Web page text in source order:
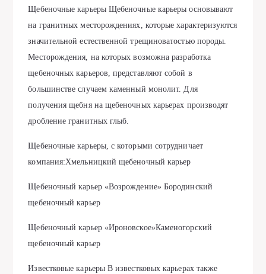
Щебеночные карьеры Щебеночные карьеры основывают
на гранитных месторождениях, которые характеризуются
значительной естественной трещиноватостью породы.
Месторождения, на которых возможна разработка
щебеночных карьеров, представляют собой в
большинстве случаем каменный монолит. Для
получения щебня на щебеночных карьерах производят
дробление гранитных глыб.
Щебеночные карьеры, с которыми сотрудничает
компания:Хмельницкий щебеночный карьер
Щебеночный карьер «Возрождение» Бородинский
щебеночный карьер
Щебеночный карьер «Ироновское»Каменогорский
щебеночный карьер
Известковые карьеры В известковых карьерах также